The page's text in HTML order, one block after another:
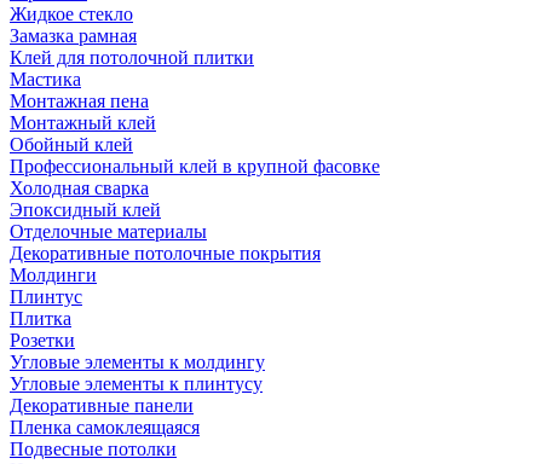
Жидкое стекло
Замазка рамная
Клей для потолочной плитки
Мастика
Монтажная пена
Монтажный клей
Обойный клей
Профессиональный клей в крупной фасовке
Холодная сварка
Эпоксидный клей
Отделочные материалы
Декоративные потолочные покрытия
Молдинги
Плинтус
Плитка
Розетки
Угловые элементы к молдингу
Угловые элементы к плинтусу
Декоративные панели
Пленка самоклеящаяся
Подвесные потолки